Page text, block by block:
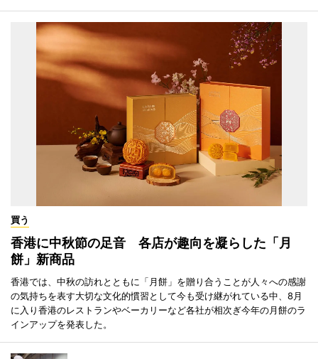
買う
香港に中秋節の足音 各店が趣向を凝らした「月
餅」新商品
香港では、中秋の訪れとともに「月餅」を贈り合うことが人々への感謝
の気持ちを表す大切な文化的慣習として今も受け継がれている中、8月
に入り香港のレストランやベーカリーなど各社が相次ぎ今年の月餅のラ
インアップを発表した。